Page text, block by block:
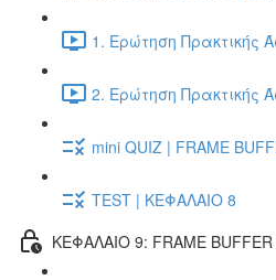
1. Ερώτηση Πρακτικής
2. Ερώτηση Πρακτικής
mini QUIZ | FRAME
TEST | ΚΕΦΑΛΑΙΟ 8
ΚΕΦΑΛΑΙΟ 9: FRAME BUFFER